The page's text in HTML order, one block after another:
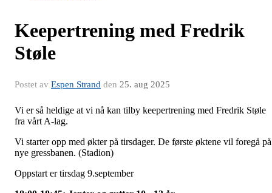
Keepertrening med Fredrik
Støle
Postet av Espen Strand den 25. aug 2025
Vi er så heldige at vi nå kan tilby keepertrening med Fredrik Støle
fra vårt A-lag.
Vi starter opp med økter på tirsdager. De første øktene vil foregå på
nye gressbanen. (Stadion)
Oppstart er tirsdag 9.september